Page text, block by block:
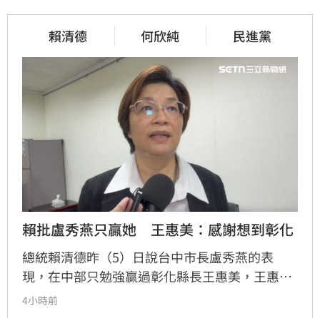
賴清德 何欣純 民進黨
賴批盧秀燕只贏她　王惠美：感謝想到彰化
總統賴清德昨（5）日說台中市長盧秀燕的表
現，在中部只勉強贏過彰化縣長王惠美，王惠美
早上有回應、不過語氣酸溜溜。
4小時前